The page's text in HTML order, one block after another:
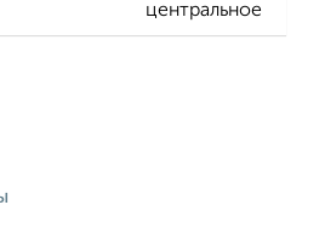
центральное